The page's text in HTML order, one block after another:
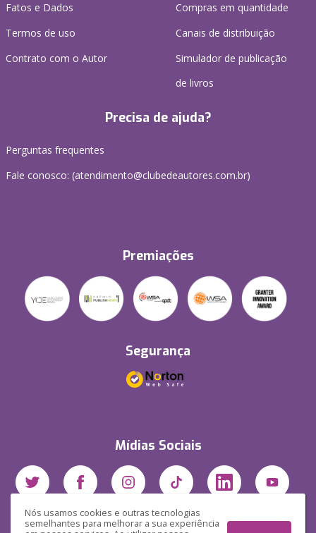
Nós usamos cookies e outras tecnologias
semelhantes para melhorar a sua experiência
Fatos e Dados
Termos de uso
Contrato com o Autor
Compras em quantidade
Canais de distribuição
Simulador de publicação
de livros
Precisa de ajuda?
Perguntas frequentes
Fale conosco: (atendimento@clubedeautores.com.br)
Premiações
Segurança
Mídias Sociais